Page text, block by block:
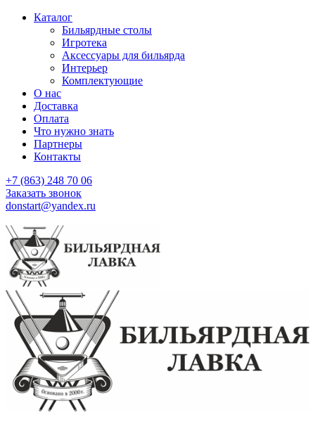
Каталог
Бильярдные столы
Игротека
Аксессуары для бильярда
Интерьер
Комплектующие
О нас
Доставка
Оплата
Что нужно знать
Партнеры
Контакты
+7 (863) 248 70 06
Заказать звонок
donstart@yandex.ru